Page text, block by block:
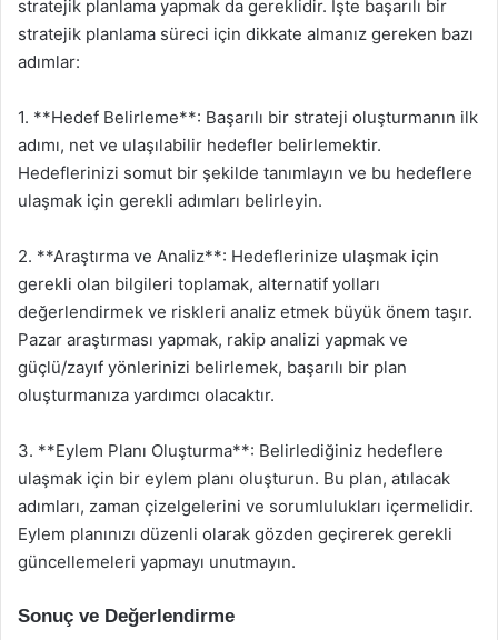
stratejik planlama yapmak da gereklidir. İşte başarılı bir
stratejik planlama süreci için dikkate almanız gereken bazı
adımlar:
1. **Hedef Belirleme**: Başarılı bir strateji oluşturmanın ilk
adımı, net ve ulaşılabilir hedefler belirlemektir.
Hedeflerinizi somut bir şekilde tanımlayın ve bu hedeflere
ulaşmak için gerekli adımları belirleyin.
2. **Araştırma ve Analiz**: Hedeflerinize ulaşmak için
gerekli olan bilgileri toplamak, alternatif yolları
değerlendirmek ve riskleri analiz etmek büyük önem taşır.
Pazar araştırması yapmak, rakip analizi yapmak ve
güçlü/zayıf yönlerinizi belirlemek, başarılı bir plan
oluşturmanıza yardımcı olacaktır.
3. **Eylem Planı Oluşturma**: Belirlediğiniz hedeflere
ulaşmak için bir eylem planı oluşturun. Bu plan, atılacak
adımları, zaman çizelgelerini ve sorumlulukları içermelidir.
Eylem planınızı düzenli olarak gözden geçirerek gerekli
güncellemeleri yapmayı unutmayın.
Sonuç ve Değerlendirme